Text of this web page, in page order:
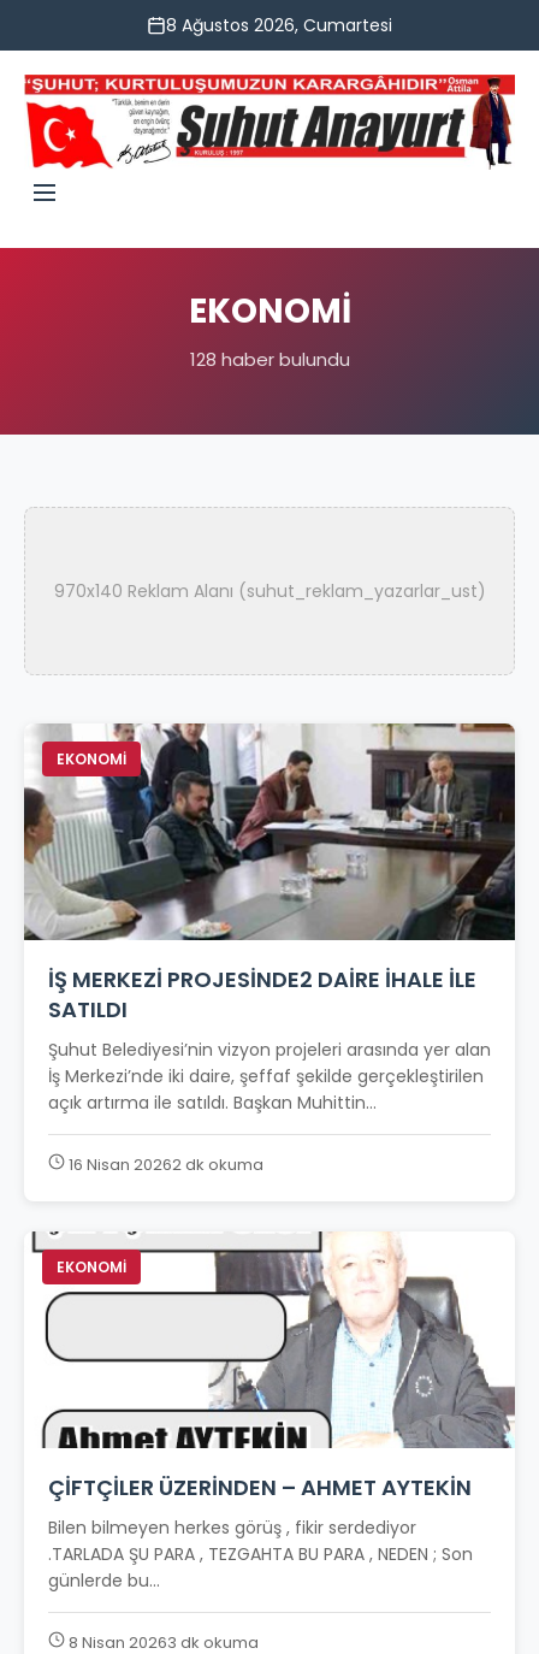
8 Ağustos 2026, Cumartesi
EKONOMİ
128 haber bulundu
970x140 Reklam Alanı (suhut_reklam_yazarlar_ust)
EKONOMİ
İŞ MERKEZİ PROJESİNDE2 DAİRE İHALE İLE
SATILDI
Şuhut Belediyesi’nin vizyon projeleri arasında yer alan
İş Merkezi’nde iki daire, şeffaf şekilde gerçekleştirilen
açık artırma ile satıldı. Başkan Muhittin...
16 Nisan 20262 dk okuma
EKONOMİ
ÇİFTÇİLER ÜZERİNDEN – AHMET AYTEKİN
Bilen bilmeyen herkes görüş , fikir serdediyor
.TARLADA ŞU PARA , TEZGAHTA BU PARA , NEDEN ; Son
günlerde bu...
8 Nisan 20263 dk okuma